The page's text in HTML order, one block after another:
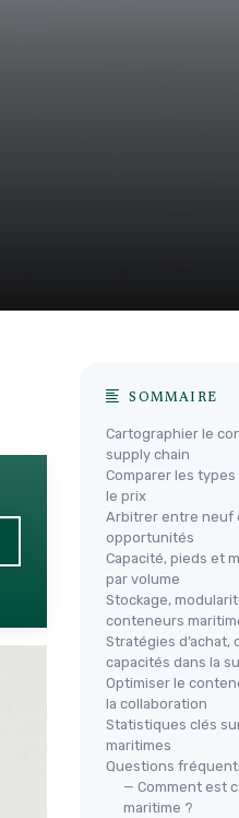
SOMMAIRE
Cartographier le
supply chain
Comparer les
le prix
Arbitrer entre neuf
opportunités
Capacité, pieds et
par volume
Stockage,
conteneurs
Stratégies
capacités dans la
Optimiser le
la collaboration
Statistiques clés
maritimes
Questions
— Comment est
maritime ?